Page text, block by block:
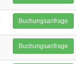
Buchungsanfrage
Buchungsanfrage